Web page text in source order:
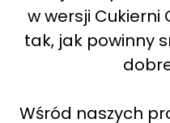
w wersji Cukierni
tak, jak powinny
Wśród naszych